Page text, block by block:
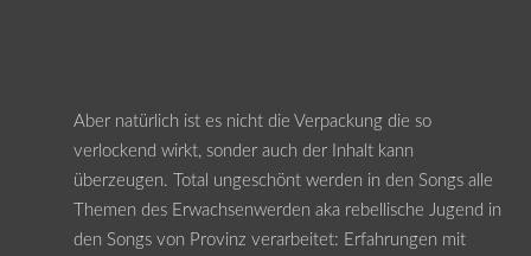
Aber natürlich ist es nicht die Verpackung die so
verlockend wirkt, sonder auch der Inhalt kann
überzeugen. Total ungeschönt werden in den Songs alle
Themen des Erwachsenwerden aka rebellische Jugend in
den Songs von Provinz verarbeitet: Erfahrungen mit